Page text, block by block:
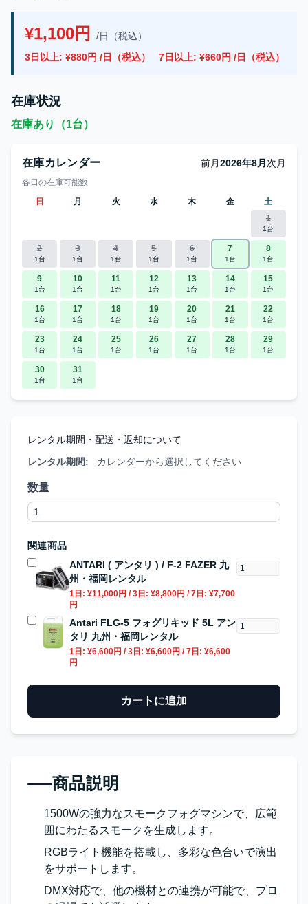
¥1,100円
/日（税込）
3日以上: ¥880円 /日（税込）
7日以上: ¥660円 /日（税込）
在庫状況
在庫あり（1台）
在庫カレンダー 前月2026年8月 次月
各日の在庫可能数
日
月 火 水 木 金
土
1
1台
2
1台
3
1台
4
1台
5
1台
6
1台
7
1台
8
1台
9
1台
10
1台
11
1台
12
1台
13
1台
14
1台
15
1台
16
1台
17
1台
18
1台
19
1台
20
1台
21
1台
22
1台
23
1台
24
1台
25
1台
26
1台
27
1台
28
1台
29
1台
30
1台
31
1台
レンタル期間・配送・返却について
レンタル期間:
カレンダーから選択してください
数量
関連商品
ANTARI ( アンタリ ) / F-2 FAZER 九
州・福岡レンタル
1日: ¥11,000円 / 3日: ¥8,800円 / 7日: ¥7,700
円
Antari FLG-5 フォグリキッド 5L アン
タリ 九州・福岡レンタル
1日: ¥6,600円 / 3日: ¥6,600円 / 7日: ¥6,600
円
カートに追加
商品説明
1500Wの強力なスモークフォグマシンで、広範
囲にわたるスモークを生成します。
RGBライト機能を搭載し、多彩な色合いで演出
をサポートします。
DMX対応で、他の機材との連携が可能で、プロ